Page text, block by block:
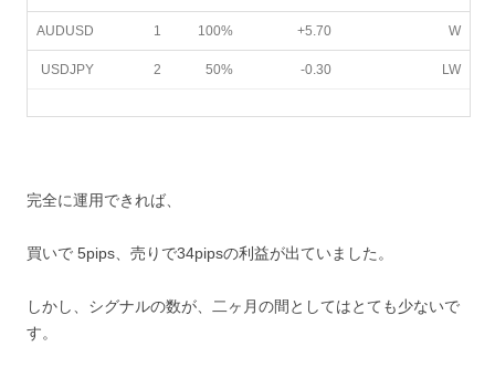
AUDUSD 1 100% +5.70 W
USDJPY 2 50% -0.30 LW
完全に運用できれば、
買いで 5pips、売りで34pipsの利益が出ていました。
しかし、シグナルの数が、二ヶ月の間としてはとても少ないで
す。